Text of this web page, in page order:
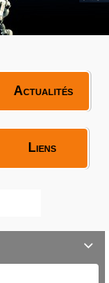
Actualités
Liens
